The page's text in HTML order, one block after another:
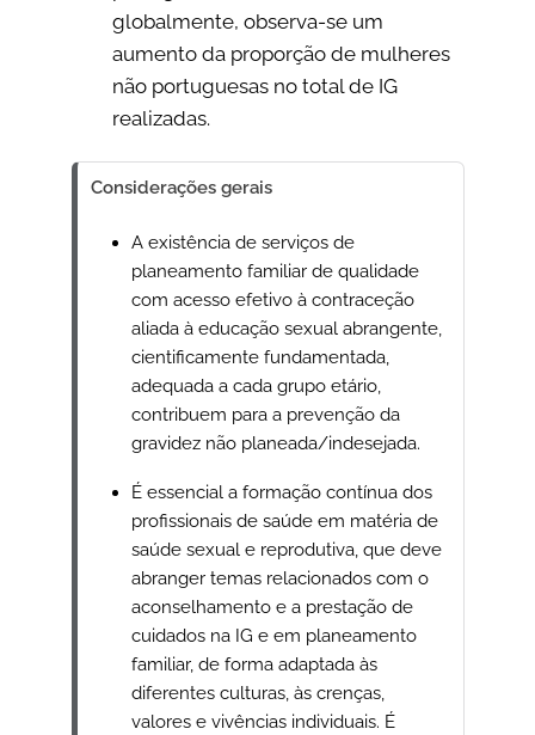
globalmente, observa-se um
aumento da proporção de mulheres
não portuguesas no total de IG
realizadas.
N
Considerações gerais
A existência de serviços de
planeamento familiar de qualidade
com acesso efetivo à contraceção
aliada à educação sexual abrangente,
cientificamente fundamentada,
adequada a cada grupo etário,
contribuem para a prevenção da
gravidez não planeada/indesejada.
É essencial a formação contínua dos
profissionais de saúde em matéria de
saúde sexual e reprodutiva, que deve
abranger temas relacionados com o
aconselhamento e a prestação de
cuidados na IG e em planeamento
familiar, de forma adaptada às
diferentes culturas, às crenças,
valores e vivências individuais. É